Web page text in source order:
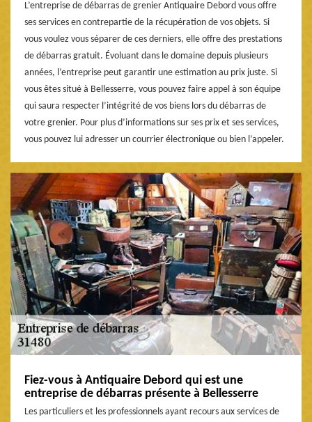
L’entreprise de débarras de grenier Antiquaire Debord vous offre
ses services en contrepartie de la récupération de vos objets. Si
vous voulez vous séparer de ces derniers, elle offre des prestations
de débarras gratuit. Évoluant dans le domaine depuis plusieurs
années, l’entreprise peut garantir une estimation au prix juste. Si
vous êtes situé à Bellesserre, vous pouvez faire appel à son équipe
qui saura respecter l’intégrité de vos biens lors du débarras de
votre grenier. Pour plus d’informations sur ses prix et ses services,
vous pouvez lui adresser un courrier électronique ou bien l’appeler.
Fiez-vous à Antiquaire Debord qui est une
entreprise de débarras présente à Bellesserre
Les particuliers et les professionnels ayant recours aux services de